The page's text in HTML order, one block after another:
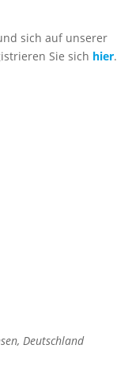
sich auf unserer
Sie sich hier.
Deutschland